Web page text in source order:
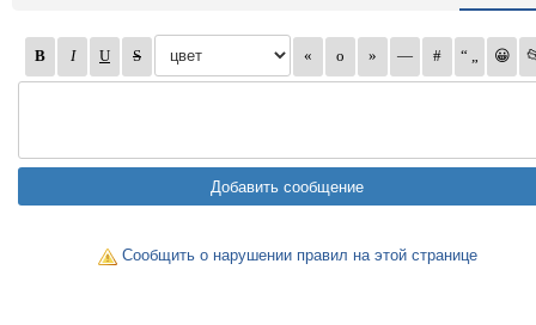
Сообщить о нарушении правил на этой странице